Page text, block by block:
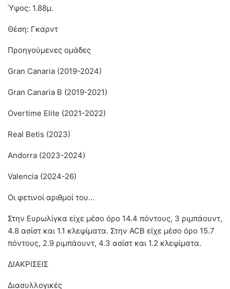
Ύψος: 1.88μ.
Θέση: Γκαρντ
Προηγούμενες ομάδες
Gran Canaria (2019-2024)
Gran Canaria Β (2019-2021)
Overtime Elite (2021-2022)
Real Betis (2023)
Andorra (2023-2024)
Valencia (2024-26)
Οι φετινοί αριθμοί του…
Στην Ευρωλίγκα είχε μέσο όρο 14.4 πόντους, 3 ριμπάουντ,
4.8 ασίστ και 1.1 κλεψίματα. Στην ACB είχε μέσο όρο 15.7
πόντους, 2.9 ριμπάουντ, 4.3 ασίστ και 1.2 κλεψίματα.
ΔΙΑΚΡΙΣΕΙΣ
Διασυλλογικές